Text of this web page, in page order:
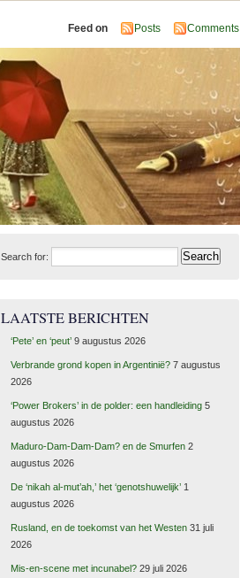
Feed on Posts Comments
Search for:
LAATSTE BERICHTEN
‘Pete’ en ‘peut’ 9 augustus 2026
Verbrande grond kopen in Argentinië? 7 augustus
2026
‘Power Brokers’ in de polder: een handleiding 5
augustus 2026
Maduro-Dam-Dam-Dam? en de Smurfen 2
augustus 2026
De ‘nikah al-mut’ah,’ het ‘genotshuwelijk’ 1
augustus 2026
Rusland, en de toekomst van het Westen 31 juli
2026
Mis-en-scene met incunabel? 29 juli 2026